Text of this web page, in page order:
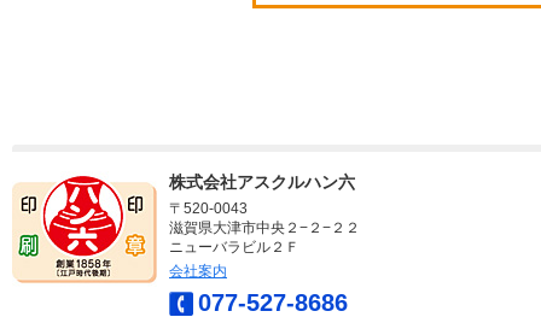
株式会社アスクルハン六
〒520-0043
滋賀県大津市中央２−２−２２
ニューバラビル２Ｆ
会社案内
077-527-8686